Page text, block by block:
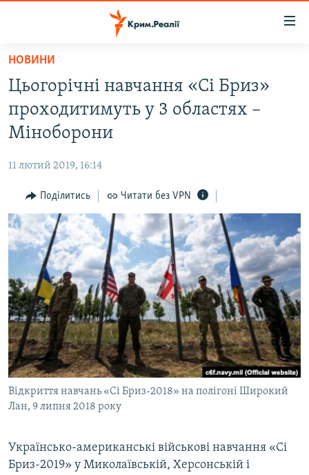
Перейти
основного
матеріалу
Перейти
до
основної
Перейти
до
пошуку
ВОДА.КРИМ
ВІДЕО ТА ФОТО
БЛОГИ
ПОГЛЯД
ІНТЕРВ'Ю
ВСЕ ЗА ДЕНЬ
СПЕЦПРОЕКТИ
ДЕПОРТАЦІЯ
ВІДЕОУРОКИ «ELIFBE»
СВІДЧЕННЯ ОКУПАЦІЇ
УКРАЇНСЬКА ПРОБЛЕМА КРИМУ
ІНФОГРАФІКА
ЯК ОБІЙТИ БЛОКУВАННЯ
Русский
Qırımtatar
ДОЛУЧАЙСЯ!
Усі сайти RFE/RL
НОВИНИ
Цьогорічні навчання «Сі Бриз»
проходитимуть у 3 областях –
Міноборони
11 лютий 2019, 16:14
Поділитись Читати без VPN
Відкриття навчань «Сі Бриз-2018» на полігоні Широкий
Лан, 9 липня 2018 року
Українсько-американські військові навчання «Сі
Бриз-2019» у Миколаївській, Херсонській і